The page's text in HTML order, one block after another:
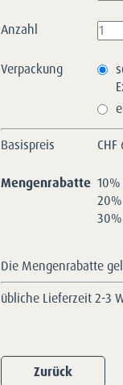
Anzahl
Verpackung
Basispreis CHF
Mengenrabatte 10%
Die Mengenrabatte
übliche Lieferzeit 2-3
Zurück